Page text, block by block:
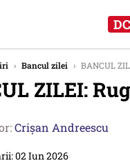
› Bancul zilei › BANCUL
ZILEI:
Crişan Andreescu
02 Iun 2026